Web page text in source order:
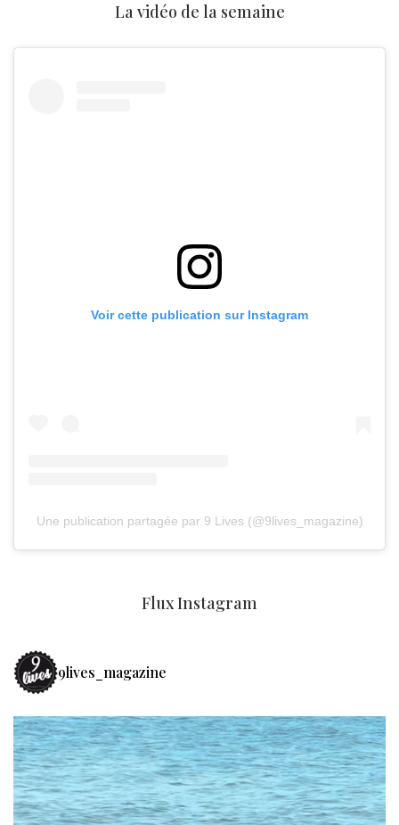
La vidéo de la semaine
Voir cette publication sur Instagram
Une publication partagée par 9 Lives (@9lives_magazine)
Flux Instagram
9lives_magazine